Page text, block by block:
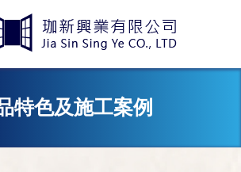
特色及施工案例